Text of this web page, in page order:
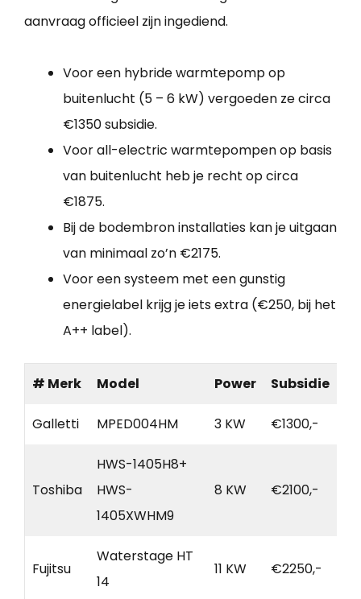
aanvraag officieel zijn ingediend.
Voor een hybride warmtepomp op
buitenlucht (5 – 6 kW) vergoeden ze circa
€1350 subsidie.
Voor all-electric warmtepompen op basis
van buitenlucht heb je recht op circa
€1875.
Bij de bodembron installaties kan je uitgaan
van minimaal zo’n €2175.
Voor een systeem met een gunstig
energielabel krijg je iets extra (€250, bij het
A++ label).
# Merk Model Power Subsidie
Galletti MPED004HM 3 KW €1300,-
Toshiba
HWS-1405H8+
HWS-
1405XWHM9
8 KW €2100,-
Fujitsu
Waterstage HT
14
11 KW €2250,-